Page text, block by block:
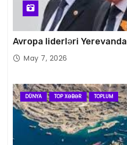
Avropa liderləri Yerevanda
May 7, 2026
DÜNYA TOP XƏBƏR TOPLUM